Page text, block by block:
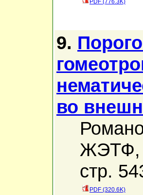
PDF (776.3K)
9.
во
ЖЭТФ,
стр.
PDF (320.6K)